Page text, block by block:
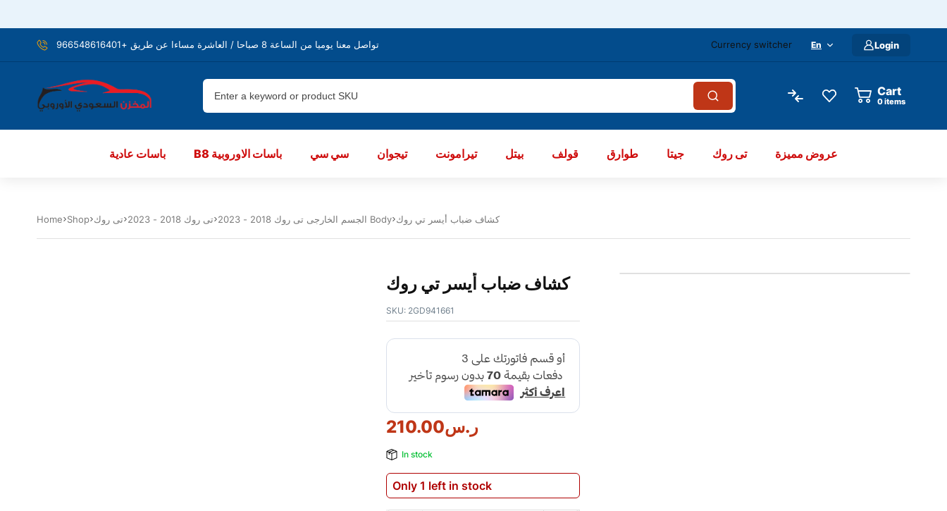
تواصل معنا يوميا من الساعة 8 صباحا / العاشرة مساءا عن طريق +966548616401 Currency switcher En Login
Cart
items
باسات عادية B8 باسات الاوروبية سي سي تيجوان تيرامونت بيتل قولف طوارق جيتا تى روك عروض مميزة
Home Shop تى روك تى روك 2018 - 2023 الجسم الخارجى تى روك 2018 - 2023 Body كشاف ضباب أيسر تي روك
كشاف ضباب أيسر تي روك
SKU: 2GD941661
ر.س210.00
In stock
Only 1 left in stock